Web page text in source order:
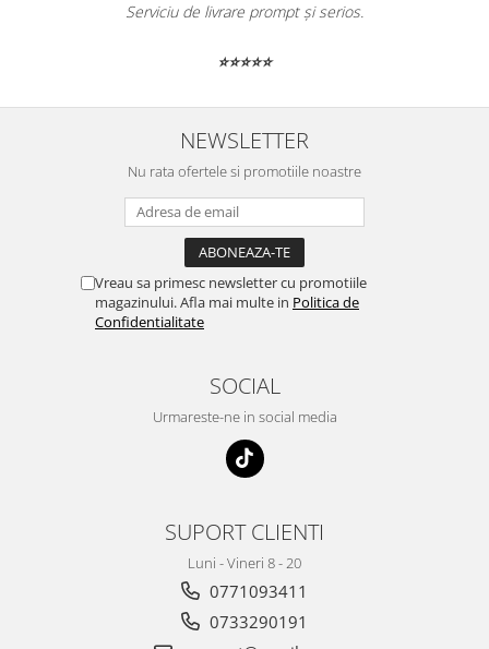
Serviciu de livrare prompt și serios.
⭐⭐⭐⭐⭐
NEWSLETTER
Nu rata ofertele si promotiile noastre
Vreau sa primesc newsletter cu promotiile
magazinului. Afla mai multe in Politica de
Confidentialitate
SOCIAL
Urmareste-ne in social media
SUPORT CLIENTI
Luni - Vineri 8 - 20
0771093411
0733290191